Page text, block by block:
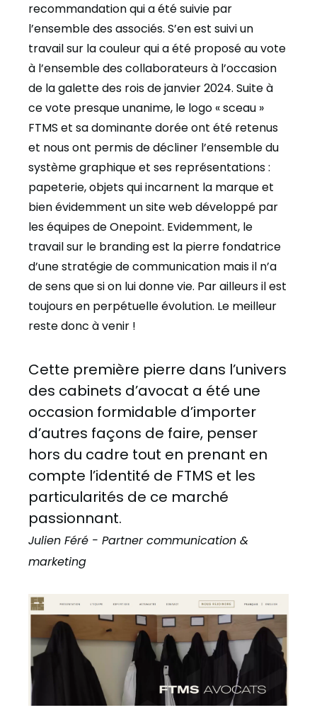
recommandation qui a été suivie par
l’ensemble des associés. S’en est suivi un
travail sur la couleur qui a été proposé au vote
à l’ensemble des collaborateurs à l’occasion
de la galette des rois de janvier 2024. Suite à
ce vote presque unanime, le logo « sceau »
FTMS et sa dominante dorée ont été retenus
et nous ont permis de décliner l’ensemble du
système graphique et ses représentations :
papeterie, objets qui incarnent la marque et
bien évidemment un site web développé par
les équipes de Onepoint. Evidemment, le
travail sur le branding est la pierre fondatrice
d’une stratégie de communication mais il n’a
de sens que si on lui donne vie. Par ailleurs il est
toujours en perpétuelle évolution. Le meilleur
reste donc à venir !
Cette première pierre dans l’univers
des cabinets d’avocat a été une
occasion formidable d’importer
d’autres façons de faire, penser
hors du cadre tout en prenant en
compte l’identité de FTMS et les
particularités de ce marché
passionnant.
Julien Féré - Partner communication &
marketing